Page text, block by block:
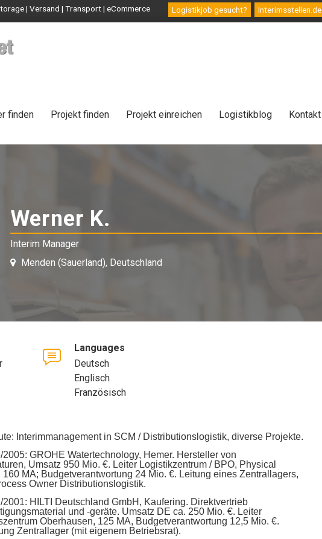
| Versand | Transport | eCommerce Logistikjob gesucht? Interimsstellen.de
finden Projekt finden Projekt einreichen Logistikblog Kontakt
Werner K.
Interim
Manager
Interim Manager
Menden (Sauerland), Deutschland
Languages
Deutsch
Englisch
Französisch
Interimmanagement in SCM / Distributionslogistik, diverse Projekte.
GROHE Watertechnology, Hemer. Hersteller von
Umsatz 950 Mio. €. Leiter Logistikzentrum / BPO, Physical
160 MA; Budgetverantwortung 24 Mio. €. Leitung eines Zentrallagers,
Owner Distributionslogistik.
HILTI Deutschland GmbH, Kaufering. Direktvertrieb
und -geräte. Umsatz DE ca. 250 Mio. €. Leiter
Oberhausen, 125 MA, Budgetverantwortung 12,5 Mio. €.
Zentrallager (mit eigenem Betriebsrat).